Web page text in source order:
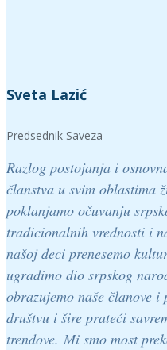
Sveta Lazić
Predsednik Saveza
Razlog postojanja i
članstva u svim oblastima
poklanjamo očuvanju
tradicionalnih vrednosti i
našoj deci prenesemo
ugradimo dio srpskog
obrazujemo naše članove i
društvu i šire prateći
trendove. Mi smo most